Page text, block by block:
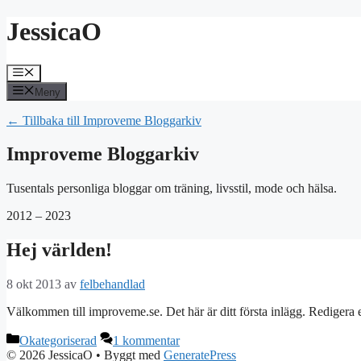
Hoppa
till
JessicaO
Meny
Meny
← Tillbaka till Improveme Bloggarkiv
Improveme Bloggarkiv
Tusentals personliga bloggar om träning, livsstil, mode och hälsa.
2012 – 2023
Hej världen!
8 okt 2013 av felbehandlad
Välkommen till improveme.se. Det här är ditt första inlägg. Redigera
Kategorier
Okategoriserad
1 kommentar
© 2026 JessicaO • Byggt med GeneratePress